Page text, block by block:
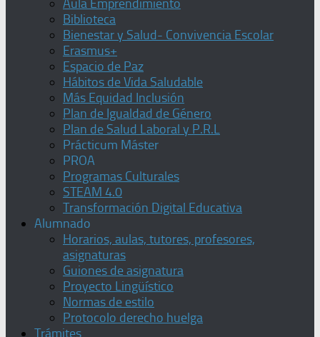
Aula Emprendimiento
Biblioteca
Bienestar y Salud- Convivencia Escolar
Erasmus+
Espacio de Paz
Hábitos de Vida Saludable
Más Equidad Inclusión
Plan de Igualdad de Género
Plan de Salud Laboral y P.R.L
Prácticum Máster
PROA
Programas Culturales
STEAM 4.0
Transformación Digital Educativa
Alumnado
Horarios, aulas, tutores, profesores,
asignaturas
Guiones de asignatura
Proyecto Lingüístico
Normas de estilo
Protocolo derecho huelga
Trámites